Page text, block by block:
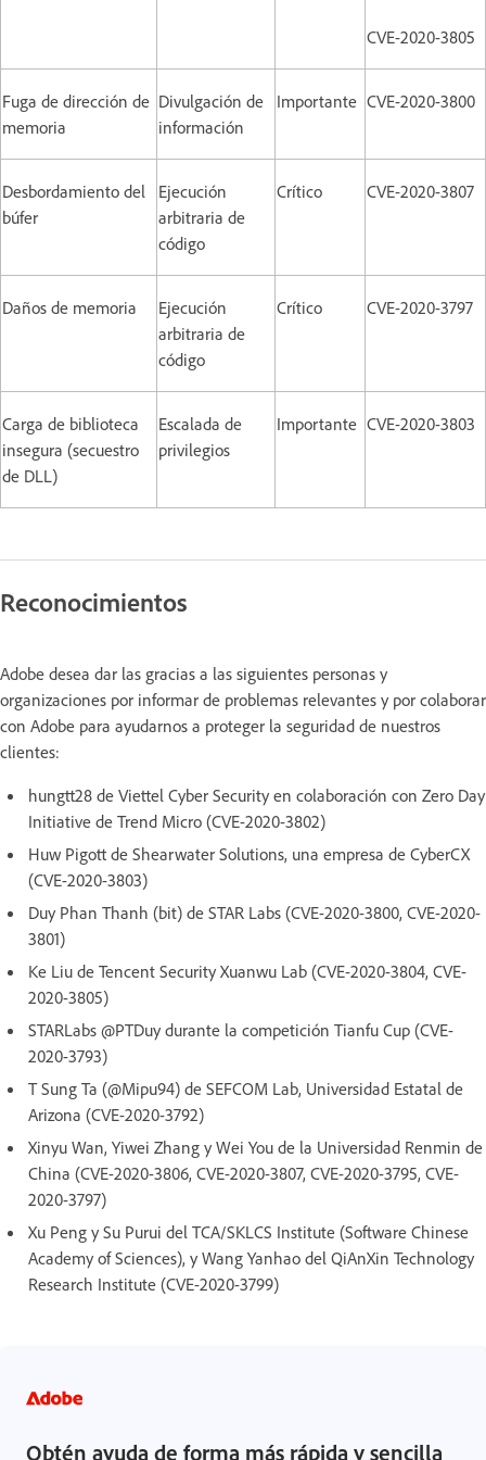
CVE-2020-3805
Fuga de dirección de
memoria
Divulgación de
información
Importante CVE-2020-3800
Desbordamiento del
búfer
Ejecución
arbitraria de
código
Crítico CVE-2020-3807
Daños de memoria
Ejecución
arbitraria de
código
Crítico CVE-2020-3797
Carga de biblioteca
insegura (secuestro
de DLL)
Escalada de
privilegios
Importante CVE-2020-3803
Reconocimientos
Adobe desea dar las gracias a las siguientes personas y
organizaciones por informar de problemas relevantes y por colaborar
con Adobe para ayudarnos a proteger la seguridad de nuestros
clientes:
hungtt28 de Viettel Cyber Security en colaboración con Zero Day
Initiative de Trend Micro (CVE-2020-3802)
Huw Pigott de Shearwater Solutions, una empresa de CyberCX
(CVE-2020-3803)
Duy Phan Thanh (bit) de STAR Labs (CVE-2020-3800, CVE-2020-
3801)
Ke Liu de Tencent Security Xuanwu Lab (CVE-2020-3804, CVE-
2020-3805)
STARLabs @PTDuy durante la competición Tianfu Cup (CVE-
2020-3793)
T Sung Ta (@Mipu94) de SEFCOM Lab, Universidad Estatal de
Arizona (CVE-2020-3792)
Xinyu Wan, Yiwei Zhang y Wei You de la Universidad Renmin de
China (CVE-2020-3806, CVE-2020-3807, CVE-2020-3795, CVE-
2020-3797)
Xu Peng y Su Purui del TCA/SKLCS Institute (Software Chinese
Academy of Sciences), y Wang Yanhao del QiAnXin Technology
Research Institute (CVE-2020-3799)
Obtén ayuda de forma más rápida y sencilla